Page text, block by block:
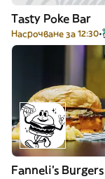
Tasty Poke Bar
Насрочване за 12:30
Fanneli's Burgers